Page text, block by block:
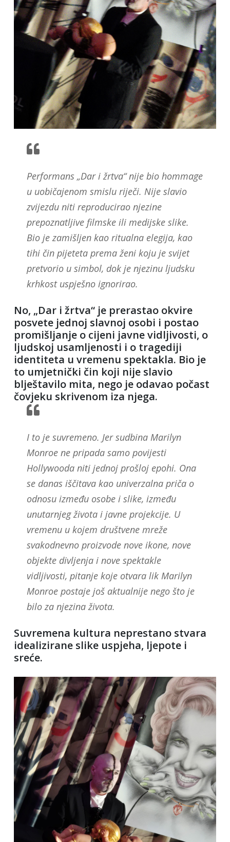
Performans „Dar i žrtva“ nije bio hommage
u uobičajenom smislu riječi. Nije slavio
zvijezdu niti reproducirao njezine
prepoznatljive filmske ili medijske slike.
Bio je zamišljen kao ritualna elegija, kao
tihi čin pijeteta prema ženi koju je svijet
pretvorio u simbol, dok je njezinu ljudsku
krhkost uspješno ignorirao.
No, „Dar i žrtva“ je prerastao okvire
posvete jednoj slavnoj osobi i postao
promišljanje o cijeni javne vidljivosti, o
ljudskoj usamljenosti i o tragediji
identiteta u vremenu spektakla. Bio je
to umjetnički čin koji nije slavio
blještavilo mita, nego je odavao počast
čovjeku skrivenom iza njega.
I to je suvremeno. Jer sudbina Marilyn
Monroe ne pripada samo povijesti
Hollywooda niti jednoj prošloj epohi. Ona
se danas iščitava kao univerzalna priča o
odnosu između osobe i slike, između
unutarnjeg života i javne projekcije. U
vremenu u kojem društvene mreže
svakodnevno proizvode nove ikone, nove
objekte divljenja i nove spektakle
vidljivosti, pitanje koje otvara lik Marilyn
Monroe postaje još aktualnije nego što je
bilo za njezina života.
Suvremena kultura neprestano stvara
idealizirane slike uspjeha, ljepote i
sreće.